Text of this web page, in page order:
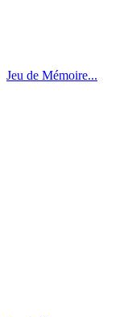
Jeu de Mémoire...